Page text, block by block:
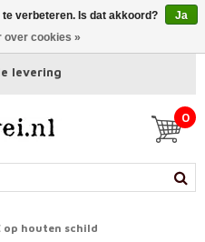
levering
0
op houten schild
verbeteren. Is dat akkoord?
Ja
over cookies »